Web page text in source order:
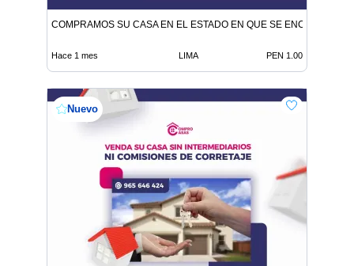
COMPRAMOS SU CASA EN EL ESTADO EN QUE SE ENCUENTRE
Hace 1 mes LIMA PEN 1.00
Nuevo